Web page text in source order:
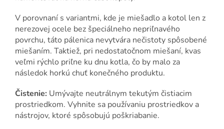
V porovnaní s variantmi, kde je miešadlo a kotol len z
nerezovej ocele bez špeciálneho nepriľnavého
povrchu, táto pálenica nevytvára nečistoty spôsobené
miešaním. Taktiež, pri nedostatočnom miešaní, kvas
veľmi rýchlo priľne ku dnu kotla, čo by malo za
následok horkú chuť konečného produktu.
Čistenie: Umývajte neutrálnym tekutým čistiacim
prostriedkom. Vyhnite sa používaniu prostriedkov a
nástrojov, ktoré spôsobujú poškriabanie.